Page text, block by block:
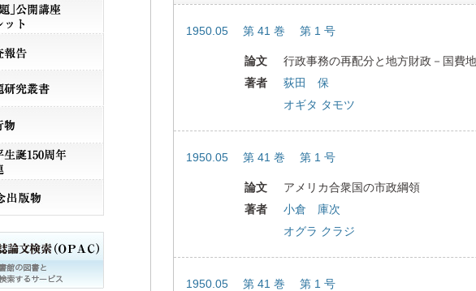
1950.05 第 41 巻 第 1 号
論文
行政事務の再配分と地方財政－国費
著者
荻田 保
オギタ タモツ
1950.05 第 41 巻 第 1 号
論文
アメリカ合衆国の市政綱領
著者
小倉 庫次
オグラ クラジ
1950.05 第 41 巻 第 1 号